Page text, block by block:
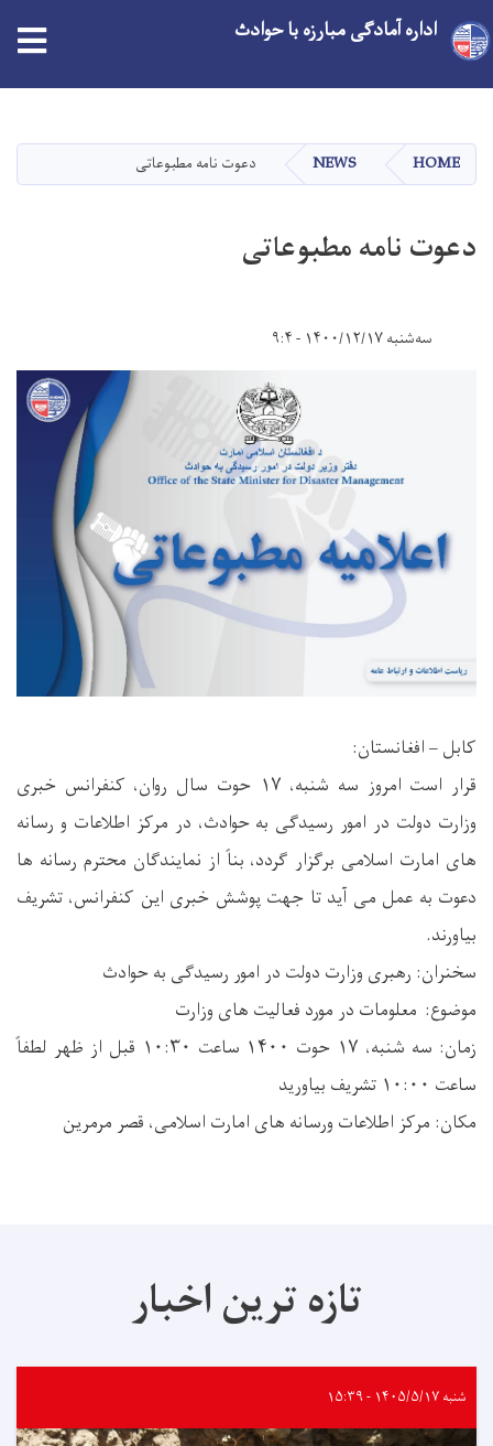
main
content
اداره آمادگی مبارزه با حوادث
HOME
NEWS دعوت نامه مطبوعاتی
دعوت نامه مطبوعاتی
سه‌شنبه ۱۴۰۰/۱۲/۱۷ - ۹:۴
کابل – افغانستان:
قرار است امروز سه شنبه، ۱۷ حوت سال روان، کنفرانس خبری
وزارت دولت در امور رسیدگی به حوادث، در مرکز اطلاعات و رسانه
های امارت اسلامی برگزار گردد، بناً از نمایندگان محترم رسانه ها
دعوت به عمل می آید تا جهت پوشش خبری این کنفرانس، تشریف
بیاورند.
سخنران: رهبری وزارت دولت در امور رسیدگی به حوادث
موضوع: معلومات در مورد فعالیت های وزارت
زمان: سه شنبه، ۱۷ حوت ۱۴۰۰ ساعت ۱۰:۳۰ قبل از ظهر لطفاً
ساعت ۱۰:۰۰ تشریف بیاورید
مکان: مرکز اطلاعات ورسانه های امارت اسلامی، قصر مرمرین
تازه ترین اخبار
شنبه ۱۴۰۵/۵/۱۷ - ۱۵:۳۹